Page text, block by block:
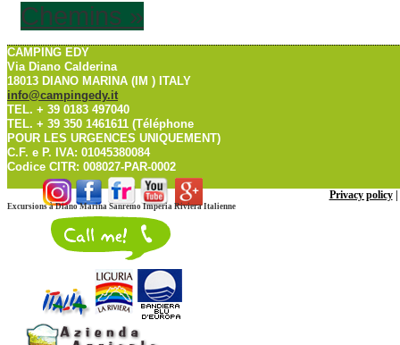
Chemins »
CAMPING EDY
Via Diano Calderina
18013 DIANO MARINA (IM ) ITALY
info@campingedy.it
TEL. + 39 0183 497040
TEL. + 39 350 1461611 (Téléphone
POUR LES URGENCES UNIQUEMENT)
C.F. e P. IVA: 01045380084
Codice CITR: 008027-PAR-0002
Privacy policy|
Excursions à Diano Marina Sanremo Imperia Riviera Italienne